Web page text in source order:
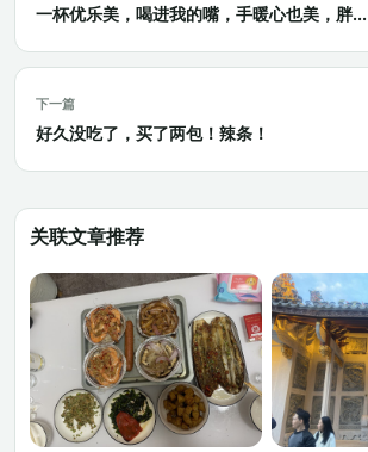
一杯优乐美，喝进我的嘴，手暖心也美，胖...
下一篇
好久没吃了，买了两包！辣条！
关联文章推荐